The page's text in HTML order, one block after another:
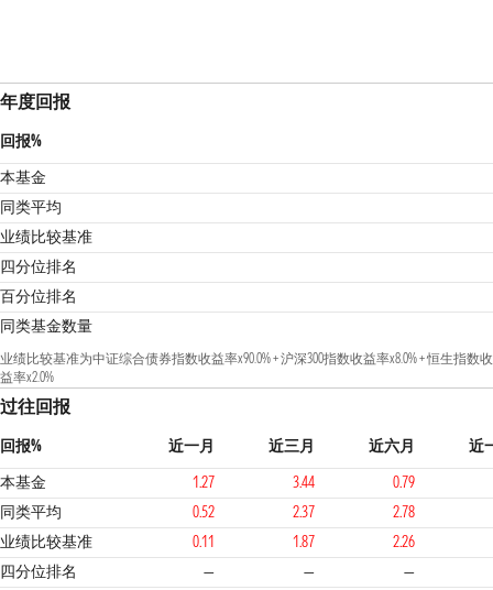
年度回报
回报%
本基金
同类平均
业绩比较基准
四分位排名
4
百分位排名
同类基金数量
业绩比较基准为中证综合债券指数收益率x90.0% + 沪深300指数收益率x8.0% + 恒生指数收
益率x2.0%
过往回报
回报% 近一月 近三月 近六月
近
本基金
1.27 3.44
0.79
同类平均
0.52 2.37
2.78
业绩比较基准
0.11 1.87
2.26
四分位排名
— — —
4